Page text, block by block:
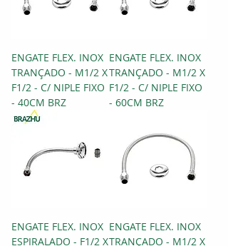
ENGATE FLEX. INOX
TRANÇADO - M1/2 X
F1/2 - C/ NIPLE FIXO
- 40CM BRZ
ENGATE FLEX. INOX
TRANÇADO - M1/2 X
F1/2 - C/ NIPLE FIXO
- 60CM BRZ
ENGATE FLEX. INOX
ESPIRALADO - F1/2 X
ENGATE FLEX. INOX
TRANÇADO - M1/2 X